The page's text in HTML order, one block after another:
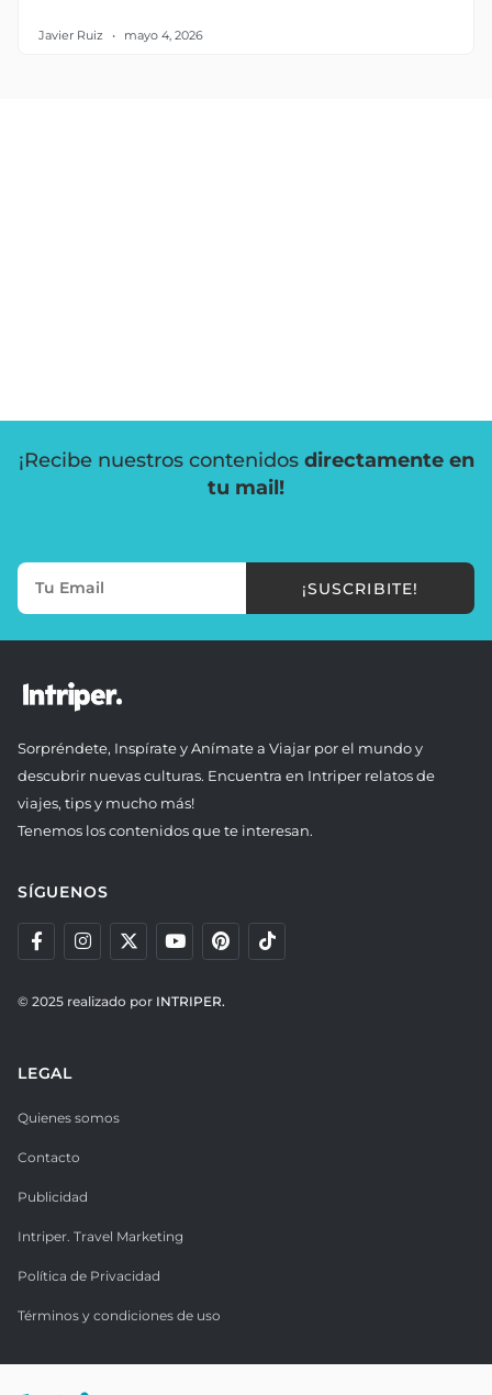
Javier Ruiz mayo 4, 2026
¡Recibe nuestros contenidos directamente en
tu mail!
¡SUSCRIBITE!
Sorpréndete, Inspírate y Anímate a Viajar por el mundo y
descubrir nuevas culturas. Encuentra en Intriper relatos de
viajes, tips y mucho más!
Tenemos los contenidos que te interesan.
SÍGUENOS
© 2025 realizado por INTRIPER.
LEGAL
Quienes somos
Contacto
Publicidad
Intriper. Travel Marketing
Política de Privacidad
Términos y condiciones de uso